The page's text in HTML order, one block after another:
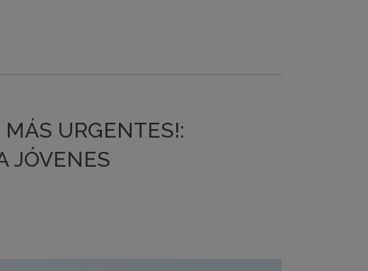
URGENTES!:
JÓVENES